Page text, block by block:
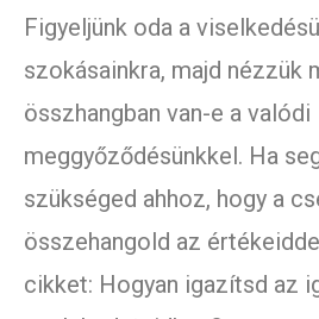
Figyeljünk oda a
szokásainkra, majd nézzük
összhangban van-e a valódi
meggyőződésünkkel. Ha
szükséged ahhoz, hogy a
összehangold az
cikket: Hogyan igazítsd az